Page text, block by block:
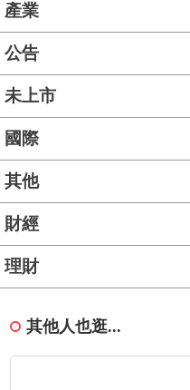
產業
公告
未上市
國際
其他
財經
理財
其他人也逛...